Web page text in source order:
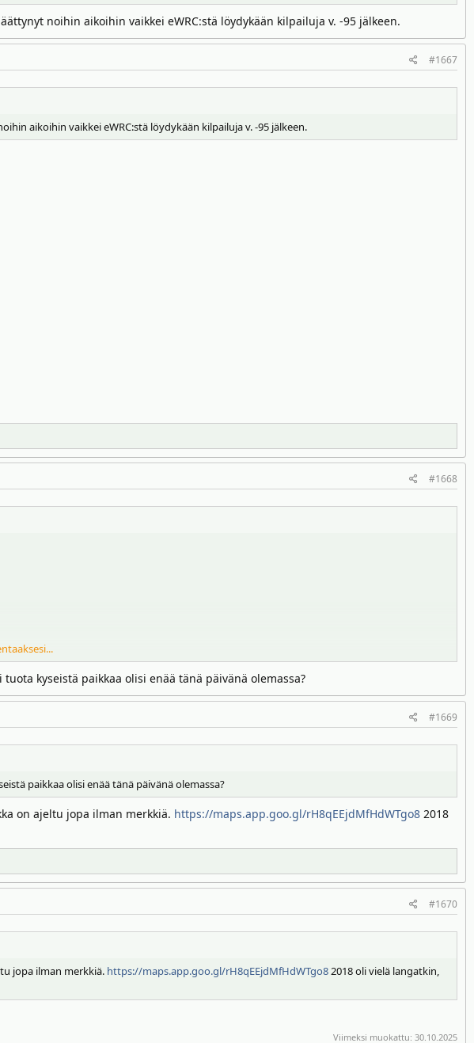
noihin aikoihin vaikkei eWRC:stä löydykään kilpailuja v. -95 jälkeen.
#1667
aikoihin vaikkei eWRC:stä löydykään kilpailuja v. -95 jälkeen.
#1668
kyseistä paikkaa olisi enää tänä päivänä olemassa?
#1669
paikkaa olisi enää tänä päivänä olemassa?
on ajeltu jopa ilman merkkiä. https://maps.app.goo.gl/rH8qEEjdMfHdWTgo8 2018
#1670
jopa ilman merkkiä. https://maps.app.goo.gl/rH8qEEjdMfHdWTgo8 2018 oli vielä langatkin,
Viimeksi muokattu: 30.10.2025